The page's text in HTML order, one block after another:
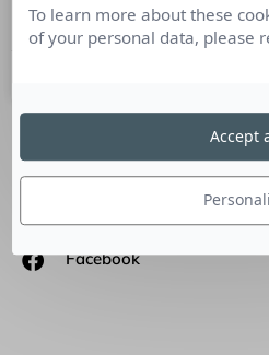
marque, d’une
SUIVEZ-
Facebook
To learn more about these
of your personal data, please
Accept